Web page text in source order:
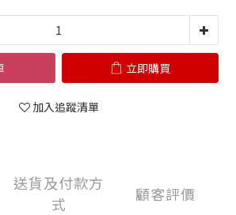
立即購買
加入追蹤清單
送貨及付款方
式
顧客評價